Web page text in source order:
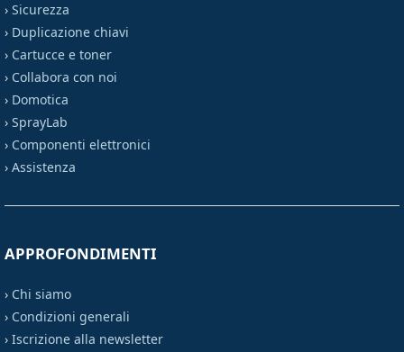
› Sicurezza
› Duplicazione chiavi
› Cartucce e toner
› Collabora con noi
› Domotica
› SprayLab
› Componenti elettronici
› Assistenza
APPROFONDIMENTI
› Chi siamo
› Condizioni generali
› Iscrizione alla newsletter